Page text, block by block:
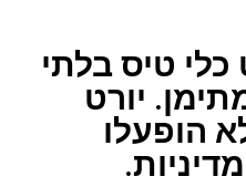
כלי טיס בלתי
יורט
הופעלו